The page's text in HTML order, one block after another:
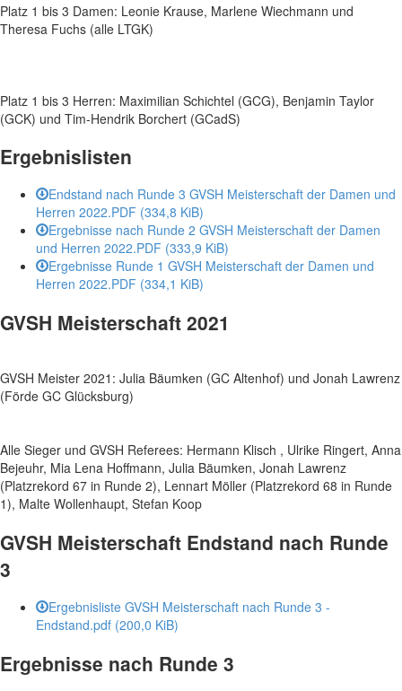
Platz 1 bis 3 Damen: Leonie Krause, Marlene Wiechmann und
Theresa Fuchs (alle LTGK)
Platz 1 bis 3 Herren: Maximilian Schichtel (GCG), Benjamin Taylor
(GCK) und Tim-Hendrik Borchert (GCadS)
Ergebnislisten
Endstand nach Runde 3 GVSH Meisterschaft der Damen und
Herren 2022.PDF (334,8 KiB)
Ergebnisse nach Runde 2 GVSH Meisterschaft der Damen
und Herren 2022.PDF (333,9 KiB)
Ergebnisse Runde 1 GVSH Meisterschaft der Damen und
Herren 2022.PDF (334,1 KiB)
GVSH Meisterschaft 2021
GVSH Meister 2021: Julia Bäumken (GC Altenhof) und Jonah Lawrenz
(Förde GC Glücksburg)
Alle Sieger und GVSH Referees: Hermann Klisch , Ulrike Ringert, Anna
Bejeuhr, Mia Lena Hoffmann, Julia Bäumken, Jonah Lawrenz
(Platzrekord 67 in Runde 2), Lennart Möller (Platzrekord 68 in Runde
1), Malte Wollenhaupt, Stefan Koop
GVSH Meisterschaft Endstand nach Runde
3
Ergebnisliste GVSH Meisterschaft nach Runde 3 -
Endstand.pdf (200,0 KiB)
Ergebnisse nach Runde 3